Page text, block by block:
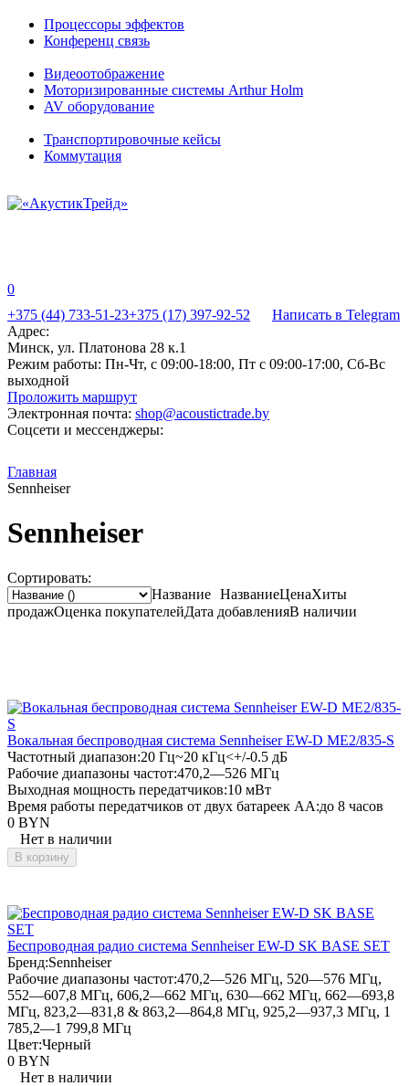
Процессоры эффектов
Конференц связь
Видеоотображение
Моторизированные системы Arthur Holm
AV оборудование
Транспортировочные кейсы
Коммутация
0
+375 (44) 733-51-23+375 (17) 397-92-52
Написать в Telegram
Адрес:
Минск, ул. Платонова 28 к.1
Режим работы: Пн-Чт, с 09:00-18:00, Пт с 09:00-17:00, Сб-Вс
выходной
Проложить маршрут
Электронная почта: shop@acoustictrade.by
Соцсети и мессенджеры:
Главная
Sennheiser
Sennheiser
Сортировать:
Название НазваниеЦенаХиты
продажОценка покупателейДата добавленияВ наличии
Вокальная беспроводная система Sennheiser EW-D ME2/835-S
Частотный диапазон:20 Гц~20 кГц<+/-0.5 дБ
Рабочие диапазоны частот:470,2—526 МГц
Выходная мощность передатчиков:10 мВт
Время работы передатчиков от двух батареек АА:до 8 часов
0 BYN
Нет в наличии
В корзину
Беспроводная радио система Sennheiser EW-D SK BASE SET
Бренд:Sennheiser
Рабочие диапазоны частот:470,2—526 МГц, 520—576 МГц,
552—607,8 МГц, 606,2—662 МГц, 630—662 МГц, 662—693,8
МГц, 823,2—831,8 & 863,2—864,8 МГц, 925,2—937,3 МГц, 1
785,2—1 799,8 МГц
Цвет:Черный
0 BYN
Нет в наличии